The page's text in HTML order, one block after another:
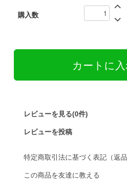
購入数
レビューを見る(0件)
レビューを投稿
特定商取引法に基づく表記（返品
この商品を友達に教える